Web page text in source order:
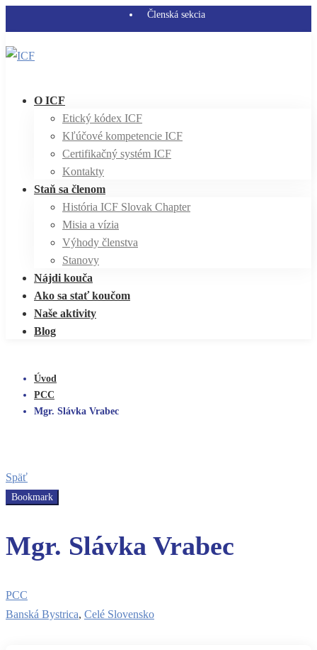
Členská sekcia
O ICF
Etický kódex ICF
Kľúčové kompetencie ICF
Certifikačný systém ICF
Kontakty
Staň sa členom
História ICF Slovak Chapter
Misia a vízia
Výhody členstva
Stanovy
Nájdi kouča
Ako sa stať koučom
Naše aktivity
Blog
Úvod
PCC
Mgr. Slávka Vrabec
Späť
Bookmark
Mgr. Slávka Vrabec
PCC
Banská Bystrica, Celé Slovensko